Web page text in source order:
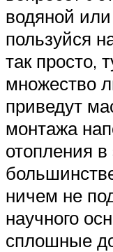
водяной
пользуйся
так просто,
множество
приведут
монтажа
отопления
ничем не
научного
сплошные